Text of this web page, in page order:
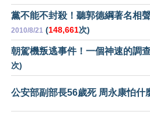
黨不能不封殺！聽郭德綱著名相
2010/8/21 (148,661次)
朝駕機叛逃事件！一個神速的調
次)
公安部副部長56歲死 周永康怕什